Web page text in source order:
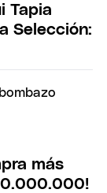
Tapia
Selección:
más